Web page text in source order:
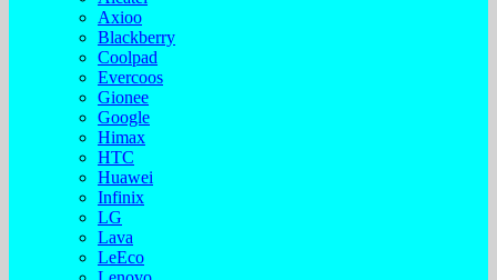
Axioo
Blackberry
Coolpad
Evercoos
Gionee
Google
Himax
HTC
Huawei
Infinix
LG
Lava
LeEco